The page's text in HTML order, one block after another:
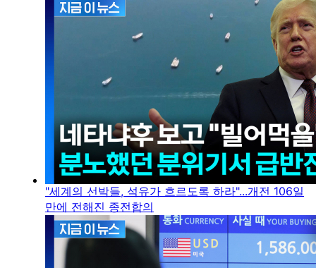
"세계의 선박들, 석유가 흐르도록 하라"...개전 106일
만에 전해진 종전합의